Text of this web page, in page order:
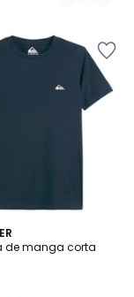
de manga corta